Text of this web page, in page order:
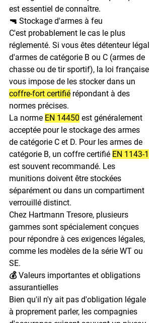
est essentiel de connaître.
🔫 Stockage d'armes à feu
C'est probablement le cas le plus
réglementé. Si vous êtes détenteur légal
d'armes de catégorie B ou C (armes de
chasse ou de tir sportif), la loi française
vous impose de les stocker dans un
coffre-fort certifié répondant à des
normes précises.
La norme EN 14450 est généralement
acceptée pour le stockage des armes
de catégorie C et D. Pour les armes de
catégorie B, un coffre certifié EN 1143-1
est souvent recommandé. Les
munitions doivent être stockées
séparément ou dans un compartiment
verrouillé distinct.
Chez Hartmann Tresore, plusieurs
gammes sont spécialement conçues
pour répondre à ces exigences légales,
comme les modèles de la série WT ou
SE.
💰 Valeurs importantes et obligations
assurantielles
Bien qu'il n'y ait pas d'obligation légale
à proprement parler, les compagnies